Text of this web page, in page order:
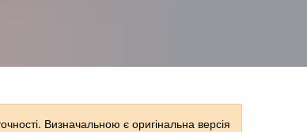
Визначальною є оригінальна версія